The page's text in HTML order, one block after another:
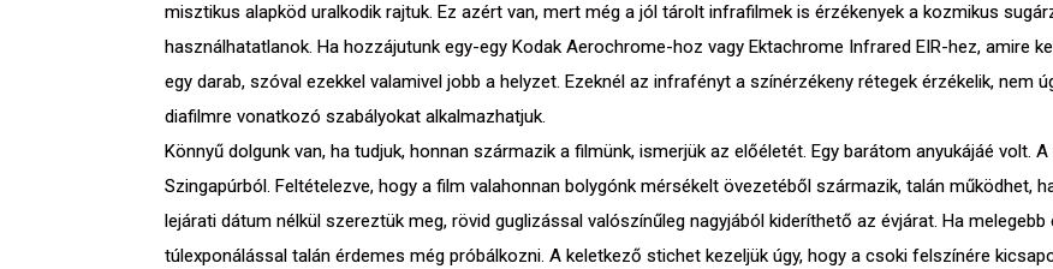
misztikus alapköd uralkodik rajtuk. Ez azért van, mert még a jól tárolt infrafilmek is érzékenyek a kozmikus
használhatatlanok. Ha hozzájutunk egy-egy Kodak Aerochrome-hoz vagy Ektachrome Infrared EIR-hez, amire
egy darab, szóval ezekkel valamivel jobb a helyzet. Ezeknél az infrafényt a színérzékeny rétegek érzékelik, nem
diafilmre vonatkozó szabályokat alkalmazhatjuk.
Könnyű dolgunk van, ha tudjuk, honnan származik a filmünk, ismerjük az előéletét. Egy barátom anyukájáé volt.
Szingapúrból. Feltételezve, hogy a film valahonnan bolygónk mérsékelt övezetéből származik, talán működhet,
lejárati dátum nélkül szereztük meg, rövid guglizással valószínűleg nagyjából kideríthető az évjárat. Ha
túlexponálással talán érdemes még próbálkozni. A keletkező stichet kezeljük úgy, hogy a csoki felszínére